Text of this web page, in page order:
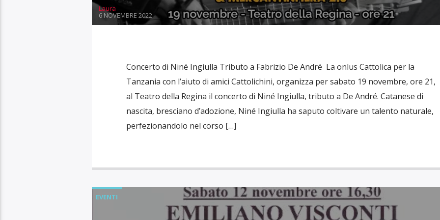
Laura
6 NOVEMBRE 2022
Concerto di Niné Ingiulla Tributo a Fabrizio De André La onlus Cattolica per la
Tanzania con l’aiuto di amici Cattolichini, organizza per sabato 19 novembre, ore 21,
al Teatro della Regina il concerto di Niné Ingiulla, tributo a De André. Catanese di
nascita, bresciano d’adozione, Niné Ingiulla ha saputo coltivare un talento naturale,
perfezionandolo nel corso […]
EVENTI